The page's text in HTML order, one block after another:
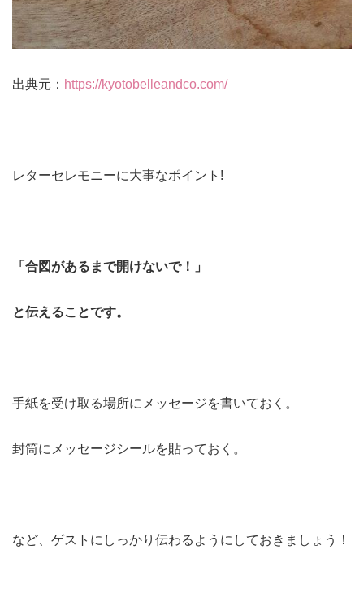
出典元： https://kyotobelleandco.com/
レターセレモニーに大事なポイント!
「合図があるまで開けないで！」
と伝えることです。
手紙を受け取る場所にメッセージを書いておく。
封筒にメッセージシールを貼っておく。
など、ゲストにしっかり伝わるようにしておきましょう！